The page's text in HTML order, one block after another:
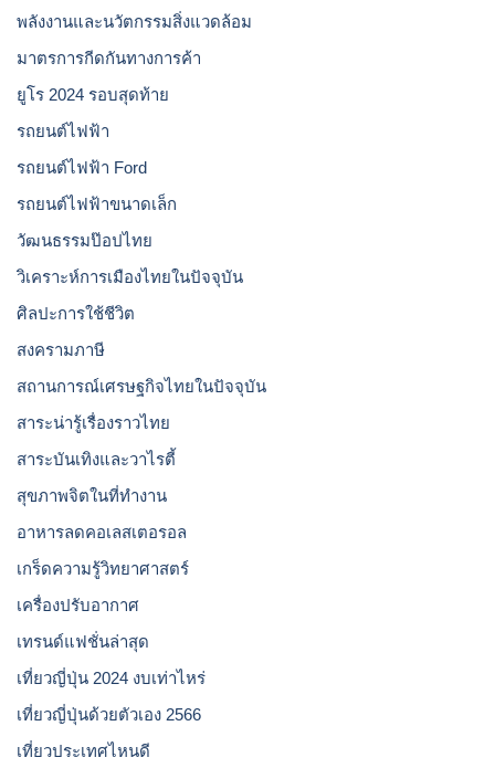
พลังงานและนวัตกรรมสิ่งแวดล้อม
มาตรการกีดกันทางการค้า
ยูโร 2024 รอบสุดท้าย
รถยนต์ไฟฟ้า
รถยนต์ไฟฟ้า Ford
รถยนต์ไฟฟ้าขนาดเล็ก
วัฒนธรรมป๊อปไทย
วิเคราะห์การเมืองไทยในปัจจุบัน
ศิลปะการใช้ชีวิต
สงครามภาษี
สถานการณ์เศรษฐกิจไทยในปัจจุบัน
สาระน่ารู้เรื่องราวไทย
สาระบันเทิงและวาไรตี้
สุขภาพจิตในที่ทำงาน
อาหารลดคอเลสเตอรอล
เกร็ดความรู้วิทยาศาสตร์
เครื่องปรับอากาศ
เทรนด์แฟชั่นล่าสุด
เที่ยวญี่ปุ่น 2024 งบเท่าไหร่
เที่ยวญี่ปุ่นด้วยตัวเอง 2566
เที่ยวประเทศไหนดี